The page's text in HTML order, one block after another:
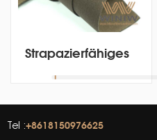
Strapazierfähiges
Schuhfutter
Tel :+8618150976625